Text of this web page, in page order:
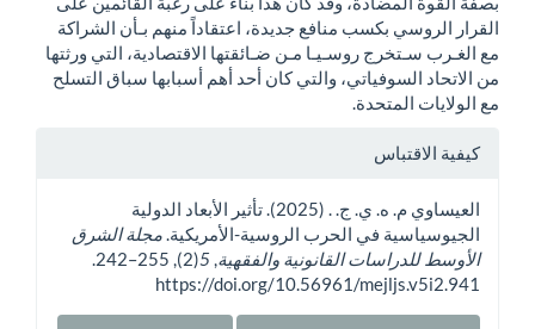
القرار الروسي بكسب منافع جديدة، اعتقاداً منهم بـأن الشراكة
مع الغـرب سـتخرج روسـيـا مـن ضـائقتها الاقتصادية، التي ورثتها
من الاتحاد السوفياتي، والتي كان أحد أهم أسبابها سباق التسلح
مع الولايات المتحدة.
تفاصيل
المقالة
كيفية الاقتباس
العيساوي م. ه. ي. ج. . (2025). تأثير الأبعاد الدولية
الجيوسياسية في الحرب الروسية-الأمريكية.مجلة الشرق
الأوسط للدراسات القانونية والفقهية,
5
(2), 255–242.
https://doi.org/10.56961/mejljs.v5i2.941